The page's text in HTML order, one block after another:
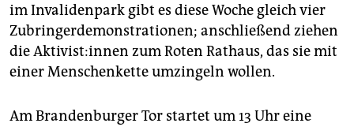
im Invalidenpark gibt es diese Woche gleich vier
Zubringerdemonstrationen; anschließend ziehen
die Aktivist:innen zum Roten Rathaus, das sie mit
einer Menschenkette umzingeln wollen.
Am Brandenburger Tor startet um 13 Uhr eine